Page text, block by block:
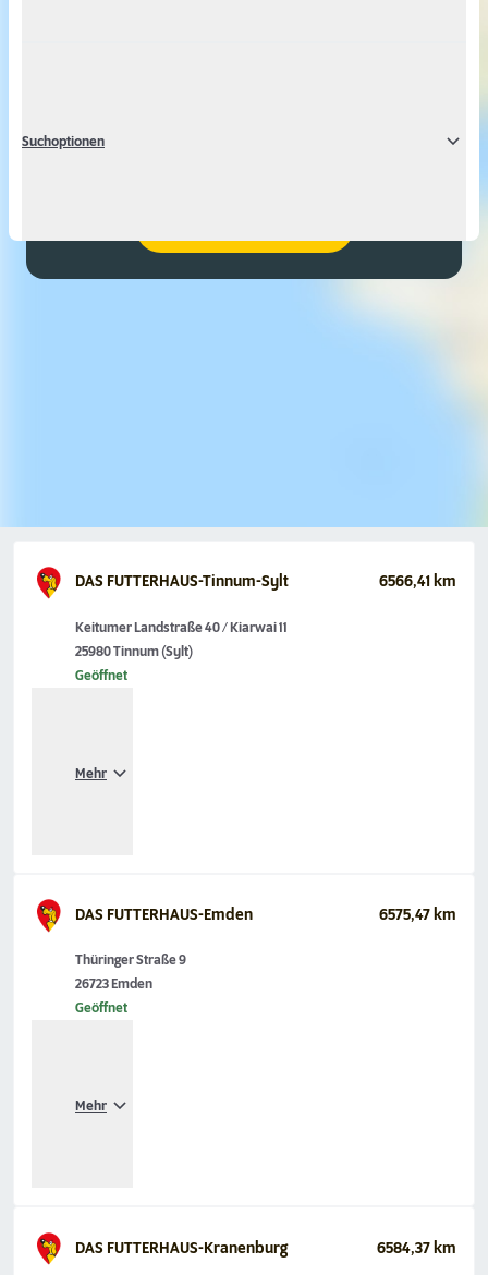
Alternativ können Sie auch ohne Google Maps eine Ergebnisliste
Suchoptionen
DAS FUTTERHAUS-Tinnum-Sylt 6566,41 km
Keitumer Landstraße 40 / Kiarwai 11
25980 Tinnum (Sylt)
Geöffnet
Mehr
DAS FUTTERHAUS-Emden 6575,47 km
Thüringer Straße 9
26723 Emden
Geöffnet
Mehr
DAS FUTTERHAUS-Kranenburg 6584,37 km